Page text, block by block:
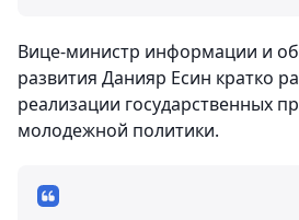
Вице-министр информации и
развития Данияр Есин кратко
реализации государственных
молодежной политики.